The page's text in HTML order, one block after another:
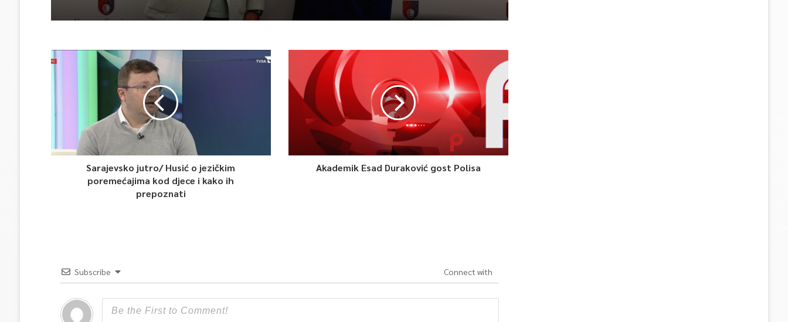
Sarajevsko jutro/ Husić o jezičkim
poremećajima kod djece i kako ih
prepoznati
Akademik Esad Duraković gost Polisa
Subscribe Connect with